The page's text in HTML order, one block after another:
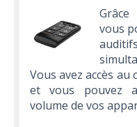
Grâce
vous
Vous avez accès
et vous pouvez
volume de vos